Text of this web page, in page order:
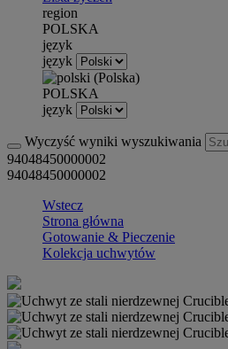
region
POLSKA
język
język
POLSKA
język
Wyczyść wyniki wyszukiwania
94048450000002
94048450000002
Wstecz
Strona główna
Gotowanie & Pieczenie
Kolekcja uchwytów